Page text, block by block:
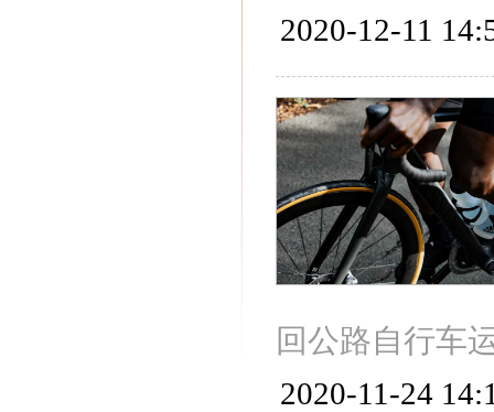
2020-12-11
回公路自行车
2020-11-24